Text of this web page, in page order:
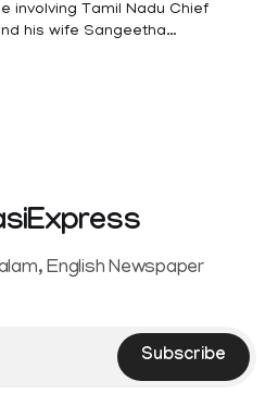
involving Tamil Nadu Chief
his wife Sangeetha
new turn after Sangeetha
English Newspaper
Subscribe